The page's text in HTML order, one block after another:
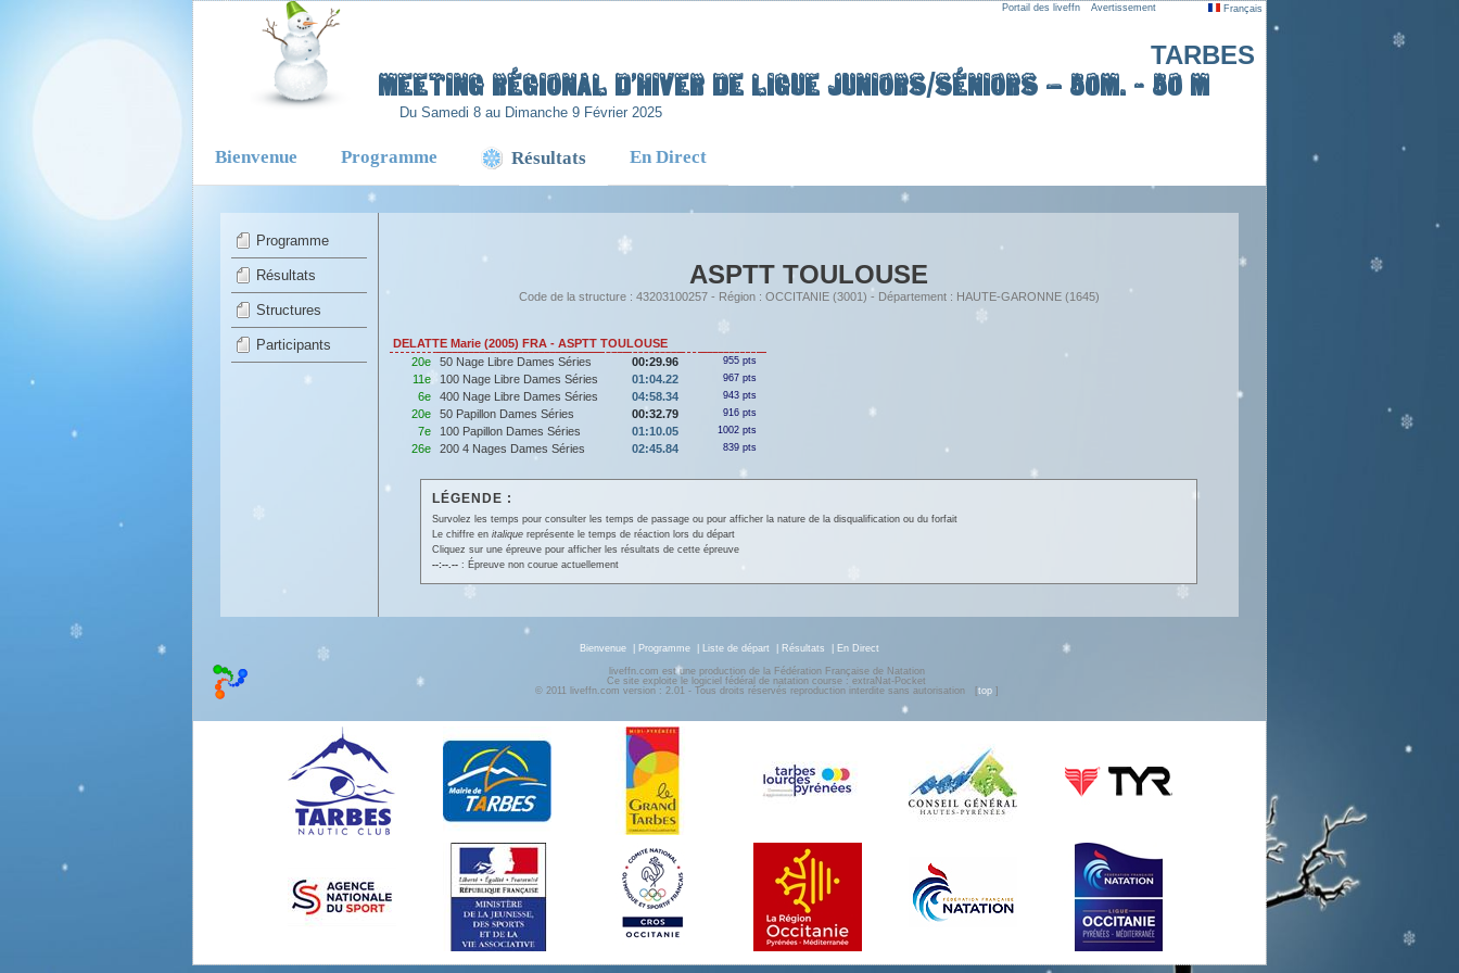
Portail des liveffn Avertissement Français
TARBES
Meeting Régional d’Hiver de Ligue Juniors/Séniors – 50m. - 50 m
Du Samedi 8 au Dimanche 9 Février 2025
Bienvenue Programme Résultats En Direct
Programme
Résultats
Structures
Participants
ASPTT TOULOUSE
Code de la structure : 43203100257 - Région : OCCITANIE (3001) - Département : HAUTE-GARONNE (1645)
DELATTE Marie (2005) FRA - ASPTT TOULOUSE
20e
50 Nage Libre Dames Séries 00:29.96 955 pts
11e 100 Nage Libre Dames Séries 01:04.22 967 pts
6e 400 Nage Libre Dames Séries 04:58.34 943 pts
20e 50 Papillon Dames Séries 00:32.79 916 pts
7e 100 Papillon Dames Séries 01:10.05 1002 pts
26e 200 4 Nages Dames Séries 02:45.84 839 pts
LÉGENDE :
Survolez les temps pour consulter les temps de passage ou pour afficher la nature de la disqualification ou du forfait
Le chiffre en italiquereprésente le temps de réaction lors du départ
Cliquez sur une épreuve pour afficher les résultats de cette épreuve
--:--.--: Épreuve non courue actuellement
Bienvenue Programme Liste de départ Résultats En Direct
liveffn.com est une production de la Fédération Française de Natation
Ce site exploite le logiciel fédéral de natation course : extraNat-Pocket
© 2011 liveffn.com version : 2.01 - Tous droits réservés reproduction interdite sans autorisation
top ]